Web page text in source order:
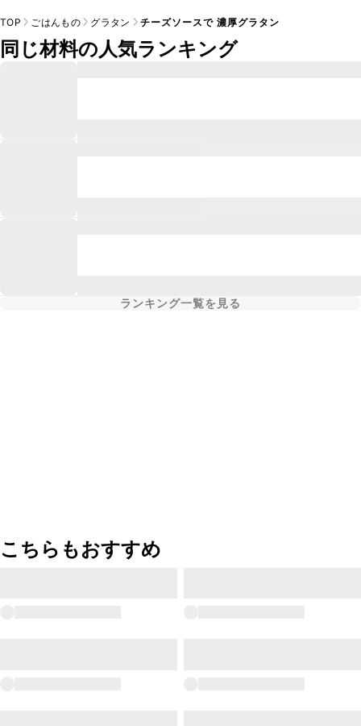
TOP ごはんもの グラタン チーズソースで 濃厚グラタン
同じ材料の人気ランキング
ランキング一覧を見る
こちらもおすすめ